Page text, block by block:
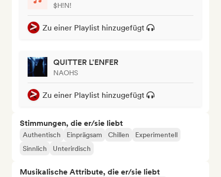
$H!N!
Zu einer Playlist hinzugefügt
QUITTER L'ENFER
NAOHS
Zu einer Playlist hinzugefügt
Stimmungen, die er/sie liebt
Authentisch Einprägsam Chillen
Experimentell
Sinnlich
Unterirdisch
Musikalische Attribute, die er/sie liebt